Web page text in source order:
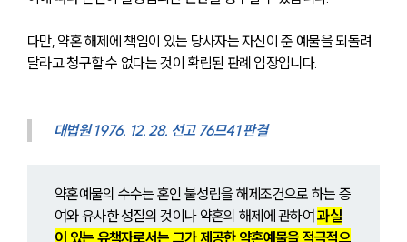
다만, 약혼 해제에 책임이 있는 당사자는 자신이 준 예물을 되돌려
달라고 청구할 수 없다는 것이 확립된 판례 입장입니다.
대법원 1976. 12. 28. 선고 76므41 판결
약혼예물의 수수는 혼인 불성립을 해제조건으로 하는 증
여와 유사한 성질의 것이나 약혼의 해제에 관하여 과실
이 있는 유책자로서는 그가 제공한 약혼예물을 적극적으